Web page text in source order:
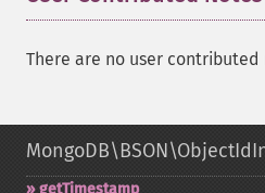
There are no user contributed
getTimestamp